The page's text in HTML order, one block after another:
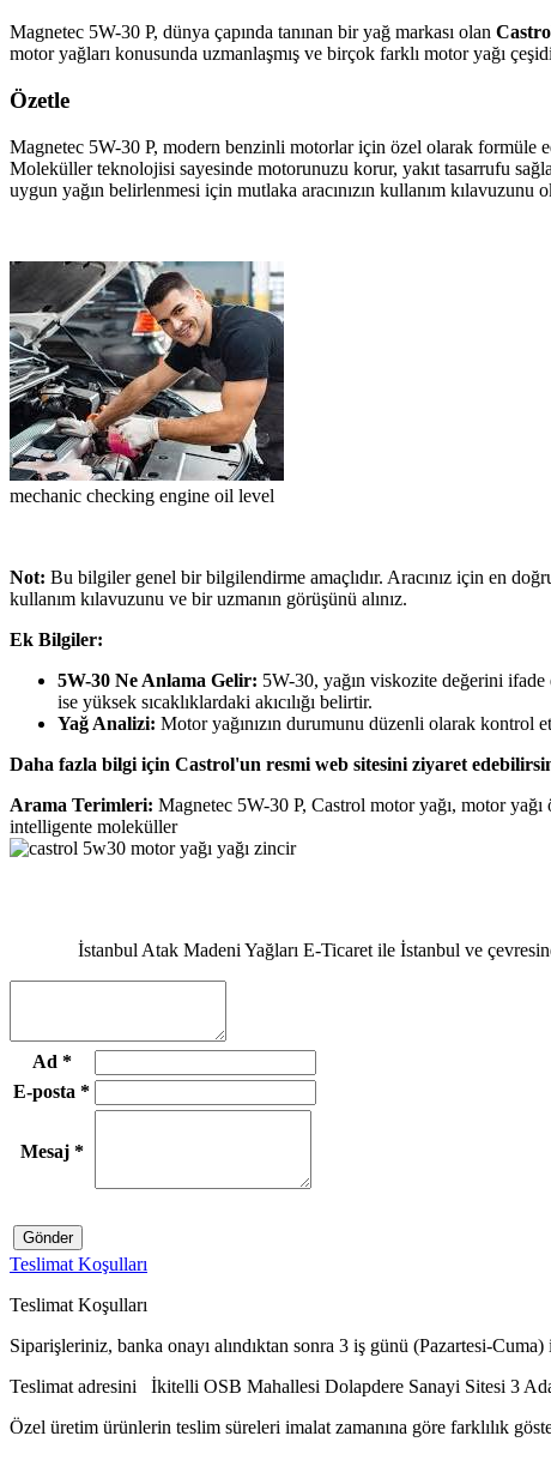
Magnetec 5W-30 P, dünya çapında tanınan bir yağ markası olan
motor yağları konusunda uzmanlaşmış ve birçok farklı motor yağı
Özetle
Magnetec 5W-30 P, modern benzinli motorlar için özel olarak formüle
Moleküller teknolojisi sayesinde motorunuzu korur, yakıt tasarrufu
uygun yağın belirlenmesi için mutlaka aracınızın kullanım kılavuzunu
mechanic checking engine oil level
Not: Bu bilgiler genel bir bilgilendirme amaçlıdır. Aracınız için en
kullanım kılavuzunu ve bir uzmanın görüşünü alınız.
Ek Bilgiler:
5W-30 Ne Anlama Gelir: 5W-30, yağın viskozite değerini ifade
ise yüksek sıcaklıklardaki akıcılığı belirtir.
Yağ Analizi: Motor yağınızın durumunu düzenli olarak kontrol
Daha fazla bilgi için Castrol'un resmi web sitesini ziyaret
Arama Terimleri: Magnetec 5W-30 P, Castrol motor yağı, motor
intelligente moleküller
İstanbul Atak Madeni Yağları E-Ticaret ile İstanbul ve
Ad *
E-posta *
Mesaj*
Gönder
Teslimat Koşulları
Teslimat Koşulları
Siparişleriniz, banka onayı alındıktan sonra 3 iş günü (Pazartesi-
Teslimat adresini İkitelli OSB Mahallesi Dolapdere Sanayi Sitesi 3
Özel üretim ürünlerin teslim süreleri imalat zamanına göre farklılık